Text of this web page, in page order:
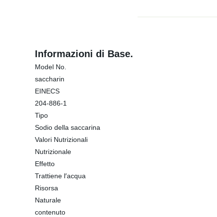
Informazioni di Base.
Model No.
saccharin
EINECS
204-886-1
Tipo
Sodio della saccarina
Valori Nutrizionali
Nutrizionale
Effetto
Trattiene l′acqua
Risorsa
Naturale
contenuto